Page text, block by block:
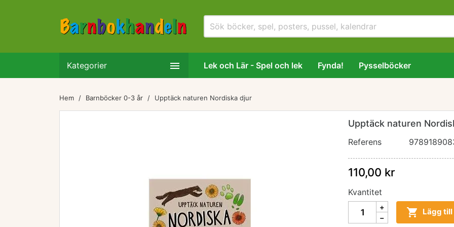
Kategorier  Lek och Lär - Spel och lek Fynda! Pysselböcker
Hem Barnböcker 0-3 år Upptäck naturen Nordiska djur
Upptäck naturen
Referens
110,00 kr
Kvantitet
 Lägg